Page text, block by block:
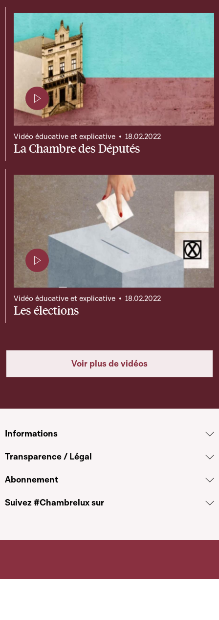
Page contenant une vidéo
La Chambre des Députés
Vidéo éducative et explicative 18.02.2022
Les élections
Vidéo éducative et explicative 18.02.2022
Voir plus de vidéos
Informations
Transparence / Légal
Abonnement
Suivez #Chambrelux sur